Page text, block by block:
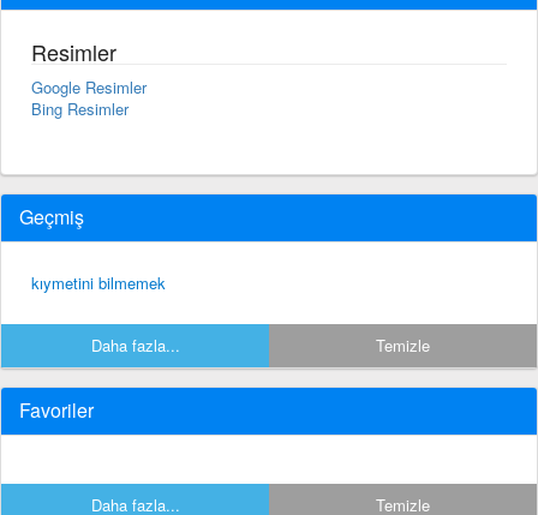
Resimler
Google Resimler
Bing Resimler
Geçmiş
kıymetini bilmemek
Daha fazla... Temizle
Favoriler
Daha fazla... Temizle